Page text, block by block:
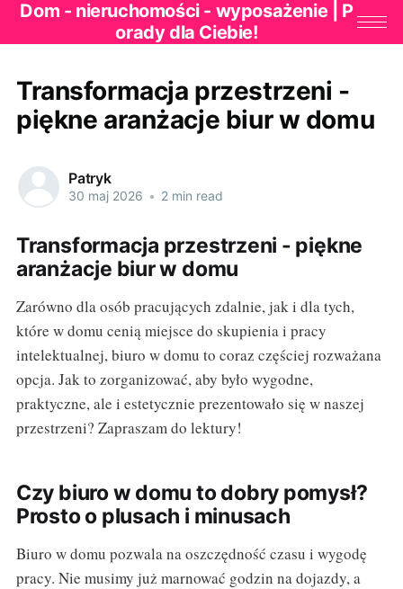
Dom - nieruchomości - wyposażenie | P
orady dla Ciebie!
Transformacja przestrzeni -
piękne aranżacje biur w domu
Patryk
30 maj 2026 • 2 min read
Transformacja przestrzeni - piękne
aranżacje biur w domu
Zarówno dla osób pracujących zdalnie, jak i dla tych,
które w domu cenią miejsce do skupienia i pracy
intelektualnej, biuro w domu to coraz częściej rozważana
opcja. Jak to zorganizować, aby było wygodne,
praktyczne, ale i estetycznie prezentowało się w naszej
przestrzeni? Zapraszam do lektury!
Czy biuro w domu to dobry pomysł?
Prosto o plusach i minusach
Biuro w domu pozwala na oszczędność czasu i wygodę
pracy. Nie musimy już marnować godzin na dojazdy, a